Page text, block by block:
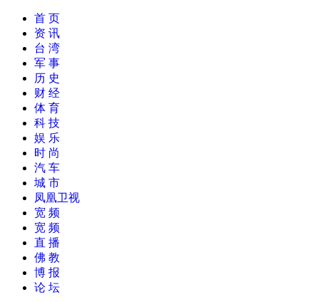
首 页
资 讯
台 湾
军 事
历 史
财 经
体 育
科 技
娱 乐
时 尚
汽 车
城 市
凤凰卫视
宽 频
宽 频
直 播
佛 教
博 报
论 坛